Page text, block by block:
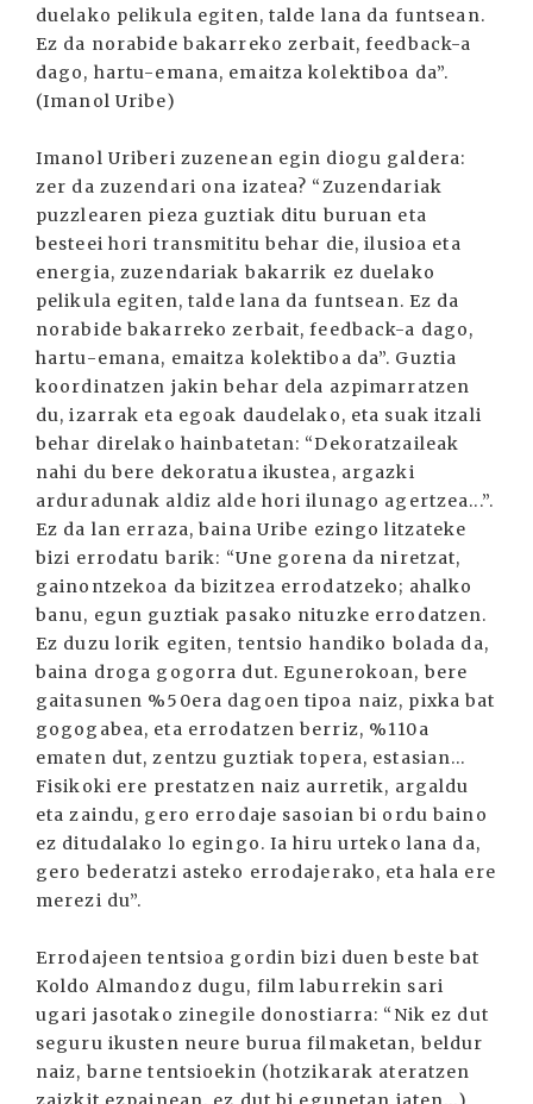
duelako pelikula egiten, talde lana da funtsean.
Ez da norabide bakarreko zerbait, feedback-a
dago, hartu-emana, emaitza kolektiboa da”.
(Imanol Uribe)
Imanol Uriberi zuzenean egin diogu galdera:
zer da zuzendari ona izatea? “Zuzendariak
puzzlearen pieza guztiak ditu buruan eta
besteei hori transmititu behar die, ilusioa eta
energia, zuzendariak bakarrik ez duelako
pelikula egiten, talde lana da funtsean. Ez da
norabide bakarreko zerbait, feedback-a dago,
hartu-emana, emaitza kolektiboa da”. Guztia
koordinatzen jakin behar dela azpimarratzen
du, izarrak eta egoak daudelako, eta suak itzali
behar direlako hainbatetan: “Dekoratzaileak
nahi du bere dekoratua ikustea, argazki
arduradunak aldiz alde hori ilunago agertzea...”.
Ez da lan erraza, baina Uribe ezingo litzateke
bizi errodatu barik: “Une gorena da niretzat,
gainontzekoa da bizitzea errodatzeko; ahalko
banu, egun guztiak pasako nituzke errodatzen.
Ez duzu lorik egiten, tentsio handiko bolada da,
baina droga gogorra dut. Egunerokoan, bere
gaitasunen %50era dagoen tipoa naiz, pixka bat
gogogabea, eta errodatzen berriz, %110a
ematen dut, zentzu guztiak topera, estasian...
Fisikoki ere prestatzen naiz aurretik, argaldu
eta zaindu, gero errodaje sasoian bi ordu baino
ez ditudalako lo egingo. Ia hiru urteko lana da,
gero bederatzi asteko errodajerako, eta hala ere
merezi du”.
Errodajeen tentsioa gordin bizi duen beste bat
Koldo Almandoz dugu, film laburrekin sari
ugari jasotako zinegile donostiarra: “Nik ez dut
seguru ikusten neure burua filmaketan, beldur
naiz, barne tentsioekin (hotzikarak ateratzen